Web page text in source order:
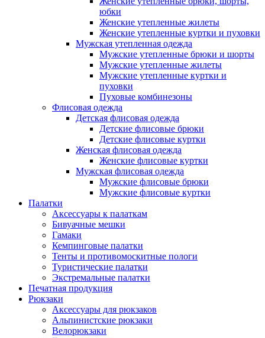
юбки
Женские утепленные жилеты
Женские утепленные куртки и пуховки
Мужская утепленная одежда
Мужские утепленные брюки и шорты
Мужские утепленные жилеты
Мужские утепленные куртки и
пуховки
Пуховые комбинезоны
Флисовая одежда
Детская флисовая одежда
Детские флисовые брюки
Детские флисовые куртки
Женская флисовая одежда
Женские флисовые куртки
Мужская флисовая одежда
Мужские флисовые брюки
Мужские флисовые куртки
Палатки
Аксессуары к палаткам
Бивуачные мешки
Гамаки
Кемпинговые палатки
Тенты и противомоскитные пологи
Туристические палатки
Экстремальные палатки
Печатная продукция
Рюкзаки
Аксессуары для рюкзаков
Альпинистские рюкзаки
Велорюкзаки